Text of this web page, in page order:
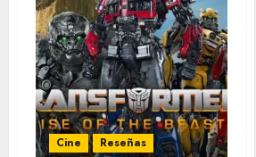
Cine
Reseñas